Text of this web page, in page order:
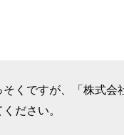
そくですが、「株式会
ください。